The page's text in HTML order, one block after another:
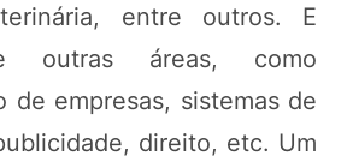
entre outros. E
outras áreas, como
de empresas, sistemas de
direito, etc. Um